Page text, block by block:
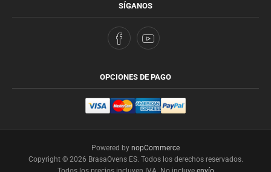
SÍGANOS
OPCIONES DE PAGO
Powered by nopCommerce
Copyright © 2026 BrasaOvens ES. Todos los derechos reservados.